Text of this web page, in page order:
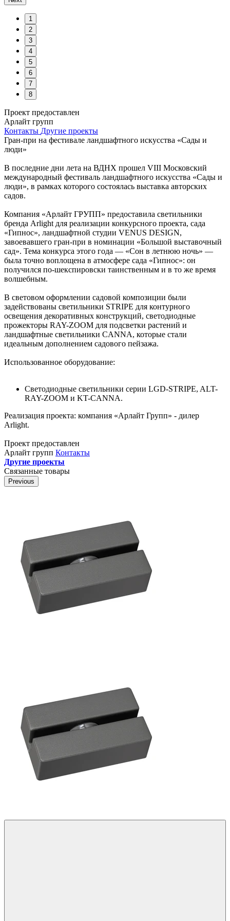
1
2
3
4
5
6
7
8
Проект предоставлен
Арлайт групп
Контакты Другие проекты
Гран-при на фестивале ландшафтного искусства «Сады и
люди»
В последние дни лета на ВДНХ прошел VIII Московский
международный фестиваль ландшафтного искусства «Сады и
люди», в рамках которого состоялась выставка авторских
садов.
Компания «Арлайт ГРУПП» предоставила светильники
бренда Arlight для реализации конкурсного проекта, сада
«Гипнос», ландшафтной студии VENUS DESIGN,
завоевавшего гран-при в номинации «Большой выставочный
сад». Тема конкурса этого года — «Сон в летнюю ночь» —
была точно воплощена в атмосфере сада «Гипнос»: он
получился по-шекспировски таинственным и в то же время
волшебным.
В световом оформлении садовой композиции были
задействованы светильники STRIPE для контурного
освещения декоративных конструкций, светодиодные
прожекторы RAY-ZOOM для подсветки растений и
ландшафтные светильники CANNA, которые стали
идеальным дополнением садового пейзажа.
Использованное оборудование:
Светодиодные светильники серии LGD-STRIPE, ALT-
RAY-ZOOM и KT-CANNA.
Реализация проекта: компания «Арлайт Групп» - дилер
Arlight.
Проект предоставлен
Арлайт групп Контакты
Другие проекты
Связанные товары
Previous